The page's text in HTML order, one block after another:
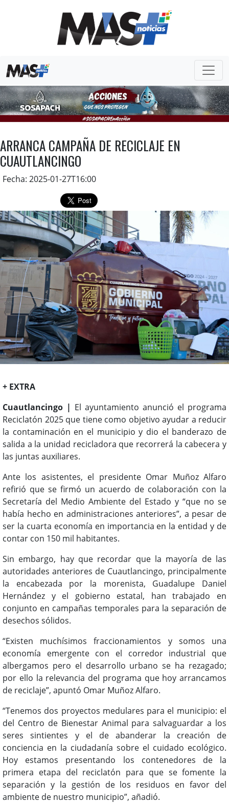
ARRANCA CAMPAÑA DE RECICLAJE EN
CUAUTLANCINGO
Fecha: 2025-01-27T16:00
+ EXTRA
Cuautlancingo | El ayuntamiento anunció el programa
Reciclatón 2025 que tiene como objetivo ayudar a reducir
la contaminación en el municipio y dio el banderazo de
salida a la unidad recicladora que recorrerá la cabecera y
las juntas auxiliares.
Ante los asistentes, el presidente Omar Muñoz Alfaro
refirió que se firmó un acuerdo de colaboración con la
Secretaría del Medio Ambiente del Estado y “que no se
había hecho en administraciones anteriores”, a pesar de
ser la cuarta economía en importancia en la entidad y de
contar con 150 mil habitantes.
Sin embargo, hay que recordar que la mayoría de las
autoridades anteriores de Cuautlancingo, principalmente
la encabezada por la morenista, Guadalupe Daniel
Hernández y el gobierno estatal, han trabajado en
conjunto en campañas temporales para la separación de
desechos sólidos.
“Existen muchísimos fraccionamientos y somos una
economía emergente con el corredor industrial que
albergamos pero el desarrollo urbano se ha rezagado;
por ello la relevancia del programa que hoy arrancamos
de reciclaje”, apuntó Omar Muñoz Alfaro.
“Tenemos dos proyectos medulares para el municipio: el
del Centro de Bienestar Animal para salvaguardar a los
seres sintientes y el de abanderar la creación de
conciencia en la ciudadanía sobre el cuidado ecológico.
Hoy estamos presentando los contenedores de la
primera etapa del reciclatón para que se fomente la
separación y la gestión de los residuos en favor del
ambiente de nuestro municipio”, añadió.